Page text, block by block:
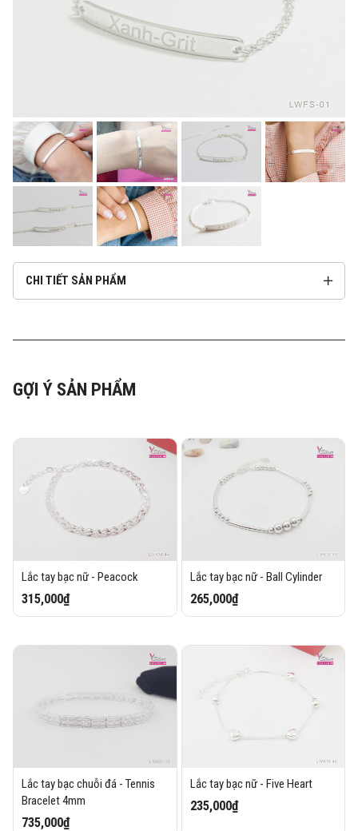
CHI TIẾT SẢN PHẨM
GỢI Ý SẢN PHẨM
Lắc tay bạc nữ - Peacock
315,000₫
Lắc tay bạc nữ - Ball Cylinder
265,000₫
Lắc tay bạc chuỗi đá - Tennis
Bracelet 4mm
735,000₫
Lắc tay bạc nữ - Five Heart
235,000₫